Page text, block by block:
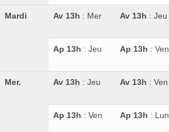
Mardi Av 13h : Mer Av 13h : Jeu
Ap 13h : Jeu Ap 13h : Ven
Mer. Av 13h : Jeu Av 13h : Ven
Ap 13h : Ven Ap 13h : Lun